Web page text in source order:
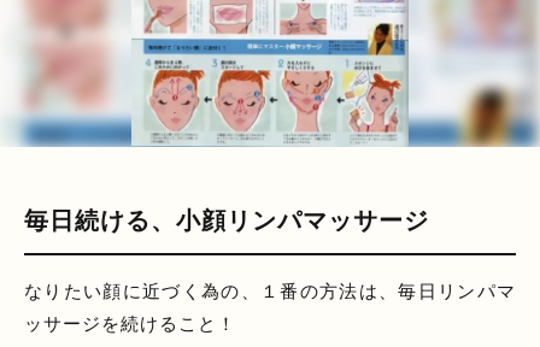
毎日続ける、小顔リンパマッサージ
なりたい顔に近づく為の、１番の方法は、毎日リンパマ
ッサージを続けること！